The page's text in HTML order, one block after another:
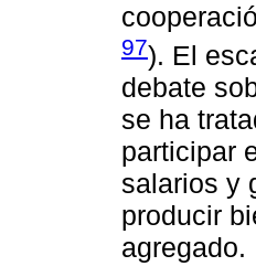
97). El
debate
se ha
participar
salarios y
producir
agregado.